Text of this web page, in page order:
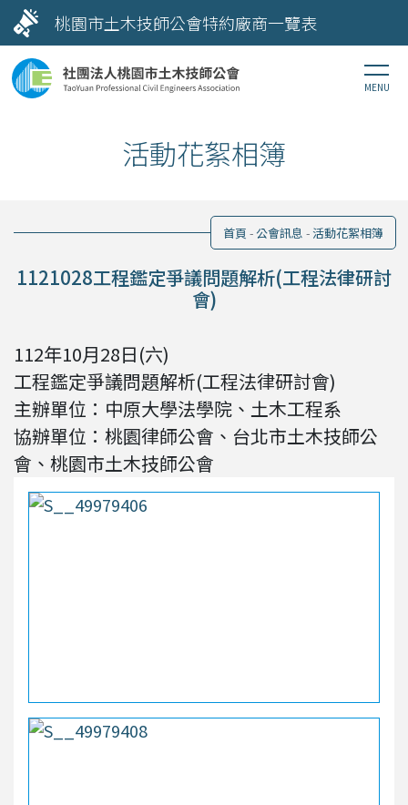
桃園市土木技師公會特約廠商一覽表
活動花絮相簿
首頁 公會訊息 活動花絮相簿
1121028工程鑑定爭議問題解析(工程法律研討
會)
112年10月28日(六)
工程鑑定爭議問題解析(工程法律研討會)
主辦單位：中原大學法學院、土木工程系
協辦單位：桃園律師公會、台北市土木技師公
會、桃園市土木技師公會